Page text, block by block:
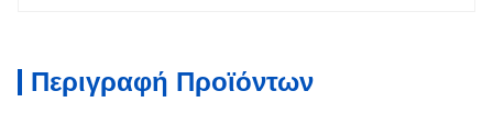
Περιγραφή Προϊόντων